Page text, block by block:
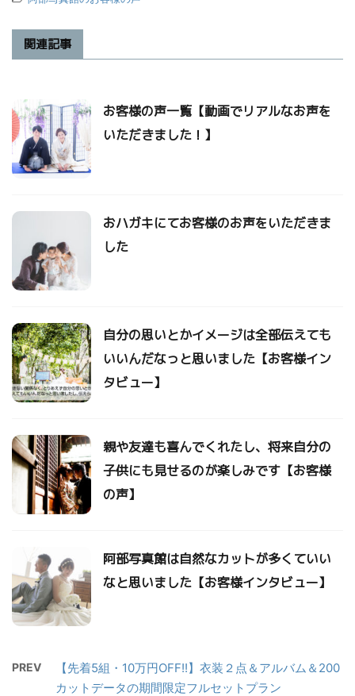
関連記事
お客様の声一覧【動画でリアルなお声を
いただきました！】
おハガキにてお客様のお声をいただきま
した
自分の思いとかイメージは全部伝えても
いいんだなっと思いました【お客様イン
タビュー】
親や友達も喜んでくれたし、将来自分の
子供にも見せるのが楽しみです【お客様
の声】
阿部写真館は自然なカットが多くていい
なと思いました【お客様インタビュー】
PREV
【先着5組・10万円OFF!!】衣装２点＆アルバム＆200
カットデータの期間限定フルセットプラン